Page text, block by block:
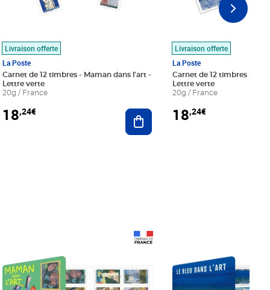
au panier
Livraison offerte
La Poste
Carnet de 12 timbres - Maman dans l'art -
Lettre verte
20g / France
18,24€ Ajouter au panier
Livraison offerte
La Poste
Carnet de 12 timbres - Le
Lettre verte
20g / France
18,24€